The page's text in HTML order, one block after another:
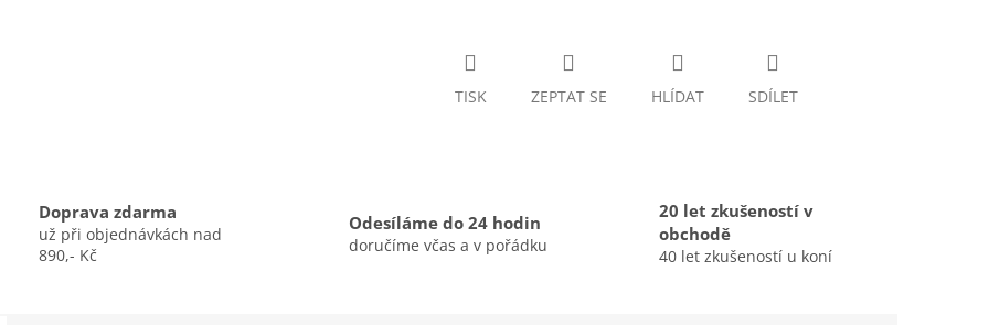
TISK ZEPTAT SE HLÍDAT SDÍLET
Doprava zdarma
už při objednávkách nad
890,- Kč
Odesíláme do 24 hodin
doručíme včas a v pořádku
20 let zkušeností v
obchodě
40 let zkušeností u koní